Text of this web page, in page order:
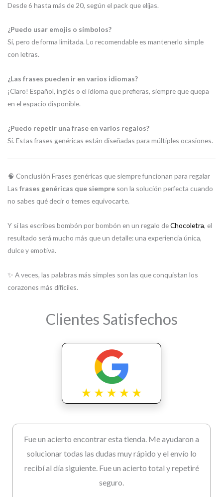
Desde 6 hasta más de 20, según el pack que elijas.
¿Puedo usar emojis o símbolos?
Sí, pero de forma limitada. Lo recomendable es mantenerlo simple
con letras.
¿Las frases pueden ir en varios idiomas?
¡Claro! Español, inglés o el idioma que prefieras, siempre que quepa
en el espacio disponible.
¿Puedo repetir una frase en varios regalos?
Sí. Estas frases genéricas están diseñadas para múltiples ocasiones.
🧠 Conclusión Frases genéricas que siempre funcionan para regalar
Las frases genéricas que siempre son la solución perfecta cuando
no sabes qué decir o temes equivocarte.
Y si las escribes bombón por bombón en un regalo deChocoletra, el
resultado será mucho más que un detalle: una experiencia única,
dulce y emotiva.
✨ A veces, las palabras más simples son las que conquistan los
corazones más difíciles.
Clientes Satisfechos
Fue un acierto encontrar esta tienda. Me ayudaron a
solucionar todas las dudas muy rápido y el envío lo
recibí al día siguiente. Fue un acierto total y repetiré
seguro.